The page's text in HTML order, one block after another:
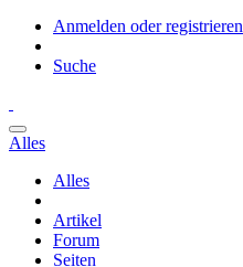
Anmelden oder registrieren
Suche
Alles
Alles
Artikel
Forum
Seiten